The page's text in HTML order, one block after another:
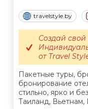
travelstyle.by
Пакетные туры,
бронирование
стильно, ярко и
Таиланд, Вьетнам,
Создай
от Travel